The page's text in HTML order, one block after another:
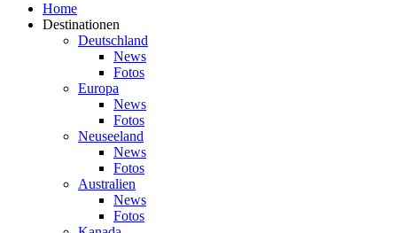
Home
Destinationen
Deutschland
News
Fotos
Europa
News
Fotos
Neuseeland
News
Fotos
Australien
News
Fotos